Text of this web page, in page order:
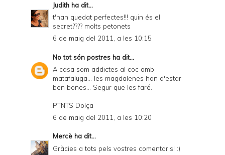
Judith ha dit...
t'han quedat perfectes!!! quin és el
secret???? molts petonets
6 de maig del 2011, a les 10:15
No tot són postres ha dit...
A casa som addictes al coc amb
matafaluga... les magdalenes han d'estar
ben bones... Segur que les faré.
PTNTS Dolça
6 de maig del 2011, a les 10:20
Mercè ha dit...
Gràcies a tots pels vostres comentaris! :)